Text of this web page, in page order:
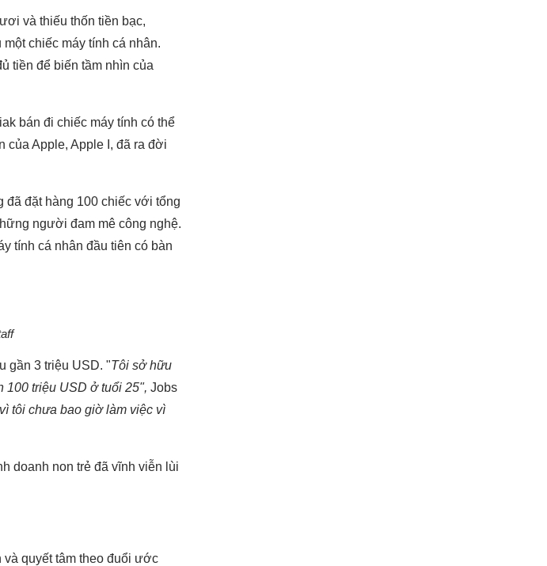
và thiếu thốn tiền bạc,
chiếc máy tính cá nhân.
tiền để biến tầm nhìn của
bán đi chiếc máy tính có thể
của Apple, Apple I, đã ra đời
đặt hàng 100 chiếc với tổng
người đam mê công nghệ.
tính cá nhân đầu tiên có bàn
gần 3 triệu USD. "Tôi sở hữu
100 triệu USD ở tuổi 25", Jobs
tôi chưa bao giờ làm việc vì
doanh non trẻ đã vĩnh viễn lùi
và quyết tâm theo đuổi ước